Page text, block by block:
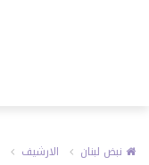
نبض لبنان الارشيف